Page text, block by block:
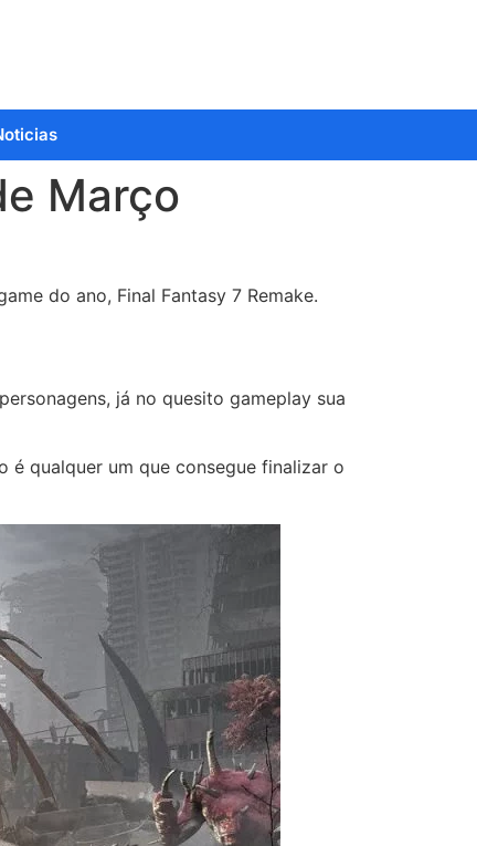
Março
do ano, Final Fantasy 7 Remake.
já no quesito gameplay sua
é qualquer um que consegue finalizar o